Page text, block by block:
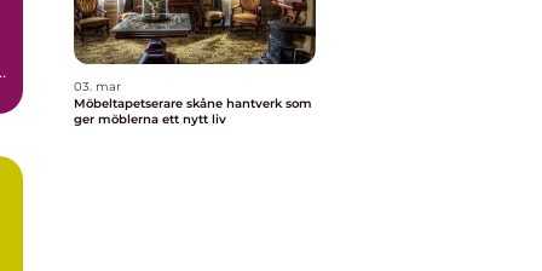
03. mar
Möbeltapetserare skåne hantverk som
ger möblerna ett nytt liv